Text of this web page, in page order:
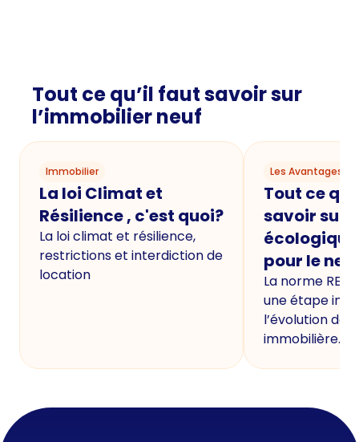
Tout ce qu’il faut savoir sur
l’immobilier neuf
Immobilier
La loi Climat et
Résilience , c'est quoi?
La loi climat et résilience,
restrictions et interdiction de
location
Les Avantages
Tout ce
savoir sur
écologique
pour le
La norme
une étape
l’évolution de
immobilière.